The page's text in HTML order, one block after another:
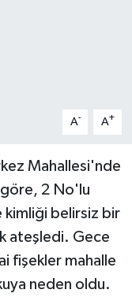
A- A+
Mahallesi'nde
2 No'lu
kimliği belirsiz bir
ateşledi. Gece
fişekler mahalle
neden oldu.